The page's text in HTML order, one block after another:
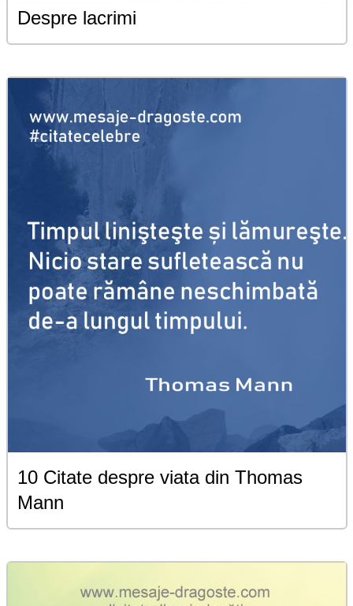
Despre lacrimi
10 Citate despre viata din Thomas
Mann